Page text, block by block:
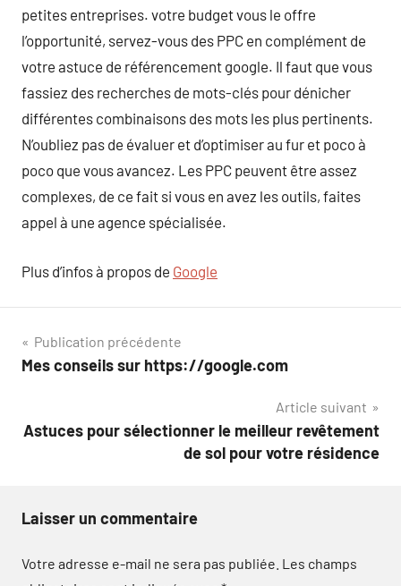
petites entreprises. votre budget vous le offre
l’opportunité, servez-vous des PPC en complément de
votre astuce de référencement google. Il faut que vous
fassiez des recherches de mots-clés pour dénicher
différentes combinaisons des mots les plus pertinents.
N’oubliez pas de évaluer et d’optimiser au fur et poco à
poco que vous avancez. Les PPC peuvent être assez
complexes, de ce fait si vous en avez les outils, faites
appel à une agence spécialisée.
Plus d’infos à propos de Google
Navigation
de
Publication précédente
Mes conseils sur https://google.com
Article suivant
Astuces pour sélectionner le meilleur revêtement
de sol pour votre résidence
Laisser un commentaire
Votre adresse e-mail ne sera pas publiée. Les champs